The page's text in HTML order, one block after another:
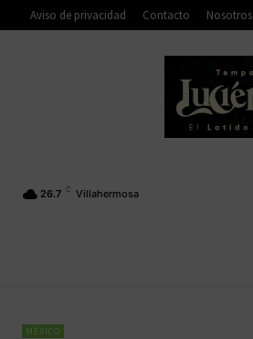
Aviso de privacidad Contacto Nosotros
26.7 C Villahermosa
MÉXICO